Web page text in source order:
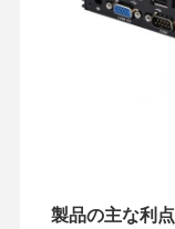
製品の主な利点